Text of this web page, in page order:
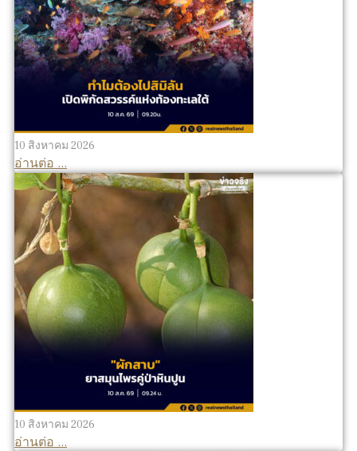
10 สิงหาคม 2026
อ่านต่อ ...
10 สิงหาคม 2026
อ่านต่อ ...